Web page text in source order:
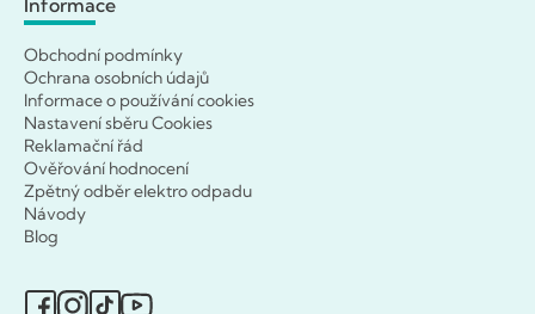
Informace
Obchodní podmínky
Ochrana osobních údajů
Informace o používání cookies
Nastavení sběru Cookies
Reklamační řád
Ověřování hodnocení
Zpětný odběr elektro odpadu
Návody
Blog